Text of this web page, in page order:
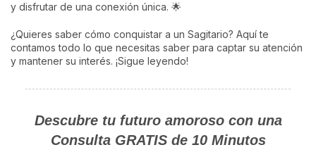
y disfrutar de una conexión única. 🌟
¿Quieres saber cómo conquistar a un Sagitario? Aquí te
contamos todo lo que necesitas saber para captar su atención
y mantener su interés. ¡Sigue leyendo!
Descubre tu futuro amoroso con una
Consulta GRATIS de 10 Minutos